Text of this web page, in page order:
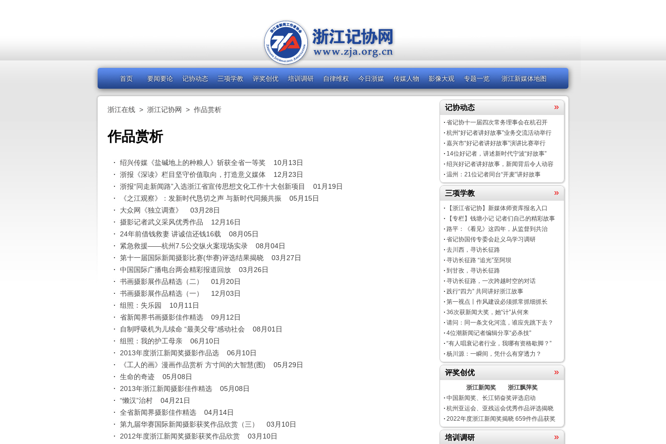
首页 要闻要论 记协动态 三项学教 评奖创优 培训调研 自律维权 今日浙媒 传媒人物 影像大观 专题一览 浙江新媒体地图
浙江在线 > 浙江记协网 > 作品赏析
作品赏析
绍兴传媒《盐碱地上的种粮人》斩获全省一等奖
10月13日
浙报《深读》栏目坚守价值取向，打造意义媒体
12月23日
浙报“同走新闻路”入选浙江省宣传思想文化工作十大创新项目
01月19日
《之江观察》：发新时代恳切之声 与新时代同频共振
05月15日
大众网《独立调查》
03月28日
摄影记者武义采风优秀作品
12月16日
24年前借钱救妻 讲诚信还钱16载
08月05日
紧急救援——杭州7.5公交纵火案现场实录
08月04日
第十一届国际新闻摄影比赛(华赛)评选结果揭晓
03月27日
中国国际广播电台两会精彩报道回放
03月26日
书画摄影展作品精选（二）
01月20日
书画摄影展作品精选（一）
12月03日
组照：失乐园
10月11日
省新闻界书画摄影佳作精选
09月12日
自制呼吸机为儿续命 “最美父母”感动社会
08月01日
组照：我的护工母亲
06月10日
2013年度浙江新闻奖摄影作品选
06月10日
《工人的画》漫画作品赏析 方寸间的大智慧(图)
05月29日
生命的奇迹
05月08日
2013年浙江新闻摄影佳作精选
05月08日
“懒汉”治村
04月21日
全省新闻界摄影佳作精选
04月14日
第九届华赛国际新闻摄影获奖作品欣赏（三）
03月10日
2012年度浙江新闻奖摄影获奖作品欣赏
03月10日
记协动态 »
省记协十一届四次常务理事会在杭召开
杭州“好记者讲好故事”业务交流活动举行
嘉兴市“好记者讲好故事”演讲比赛举行
14位好记者，讲述新时代宁波“好故事”
绍兴好记者讲好故事，新闻背后令人动容
温州：21位记者同台“开麦”讲好故事
三项学教 »
【浙江省记协】新媒体师资库报名入口
【专栏】钱塘小记 记者们自己的精彩故事
路平：《看见》这四年，从监督到共治
省记协国传专委会赴义乌学习调研
去川西，寻访长征路
寻访长征路 “追光”至阿坝
到甘孜，寻访长征路
寻访长征路，一次跨越时空的对话
践行“四力” 共同讲好浙江故事
第一视点丨作风建设必须抓常抓细抓长
36次获新闻大奖，她“计”从何来
请问：同一条文化河流，谁应先跳下去？
4位潮新闻记者编辑分享“必杀技”
“有人唱衰记者行业，我哪有资格歇脚？”
杨川源：一瞬间，凭什么有穿透力？
评奖创优 »
浙江新闻奖
浙江飘萍奖
中国新闻奖、长江韬奋奖评选启动
杭州亚运会、亚残运会优秀作品评选揭晓
2022年度浙江新闻奖揭晓 659件作品获奖
培训调研 »